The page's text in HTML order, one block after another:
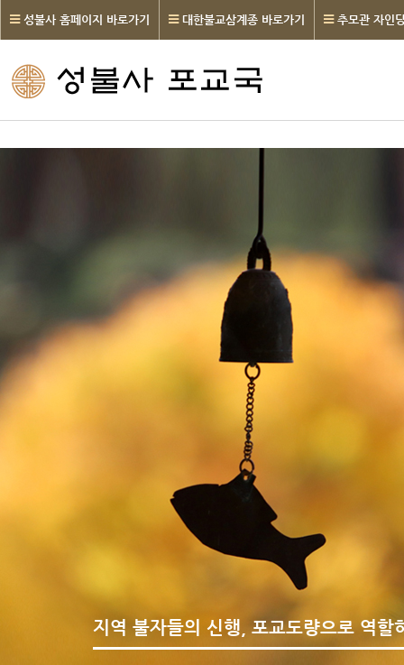
성불사 홈페이지 바로가기 대한불교삼계종 바로가기 추모관 자인
지역 불자들의 신행, 포교도량으로 역할